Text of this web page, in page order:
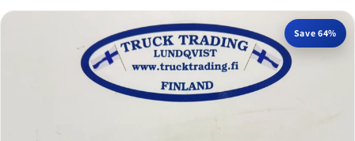
Save 64%